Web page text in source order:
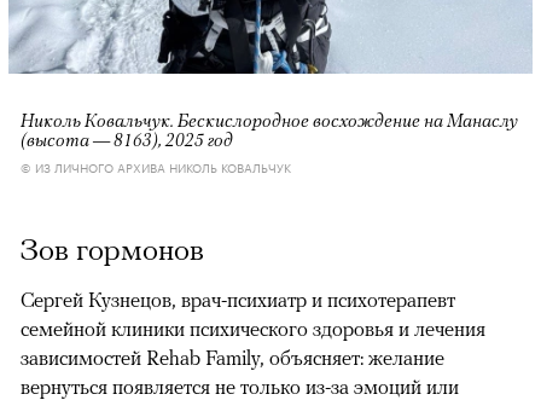
Николь Ковальчук. Бескислородное восхождение на Манаслу
(высота — 8163), 2025 год
© ИЗ ЛИЧНОГО АРХИВА НИКОЛЬ КОВАЛЬЧУК
Зов гормонов
Сергей Кузнецов, врач-психиатр и психотерапевт
семейной клиники психического здоровья и лечения
зависимостей Rehab Family, объясняет: желание
вернуться появляется не только из-за эмоций или